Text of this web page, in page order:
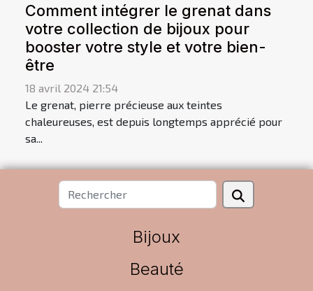
Comment intégrer le grenat dans
votre collection de bijoux pour
booster votre style et votre bien-
être
18 avril 2024 21:54
Le grenat, pierre précieuse aux teintes
chaleureuses, est depuis longtemps apprécié pour
sa...
Bijoux
Beauté